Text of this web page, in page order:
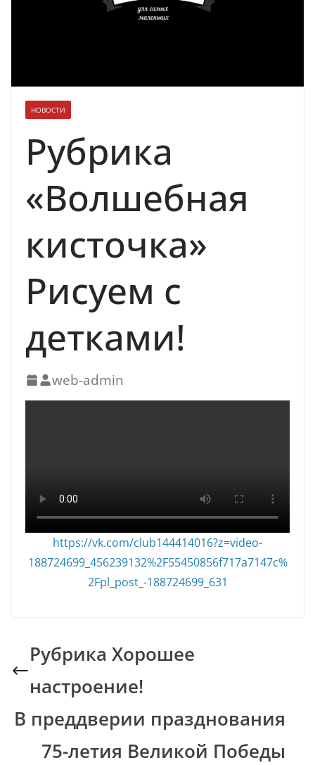
духовно-нравственных ценностей
НОВОСТИ
Рубрика
«Волшебная
кисточка»
Рисуем с
детками!
web-admin
https://vk.com/club144414016?z=video-
188724699_456239132%2F55450856f717a7147c%
2Fpl_post_-188724699_631
Рубрика Хорошее
настроение!
В преддверии празднования
75-летия Великой Победы